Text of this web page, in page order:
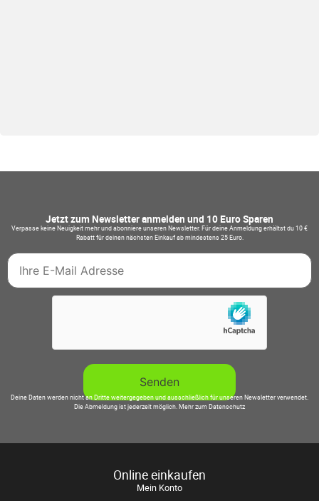
Jetzt zum Newsletter anmelden und 10 Euro Sparen
Verpasse keine Neuigkeit mehr und abonniere unseren Newsletter. Für deine Anmeldung erhältst du 10 €
Rabatt für deinen nächsten Einkauf ab mindestens 25 Euro.
Deine Daten werden nicht an Dritte weitergegeben und ausschließlich für unseren Newsletter verwendet.
Die Abmeldung ist jederzeit möglich.Mehr zum Datenschutz
Online einkaufen
Mein Konto